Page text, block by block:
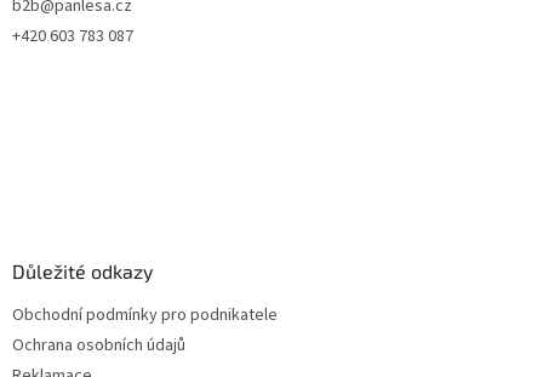
b2b@panlesa.cz
+420 603 783 087
Důležité odkazy
Obchodní podmínky pro podnikatele
Ochrana osobních údajů